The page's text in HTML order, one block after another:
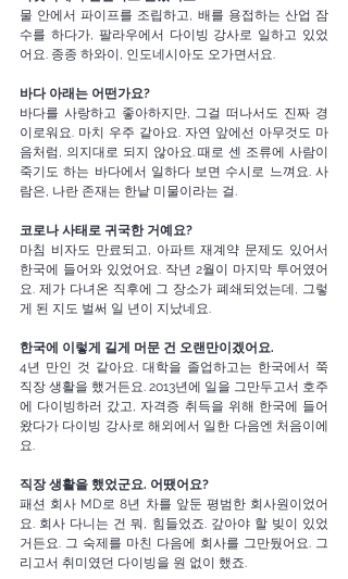
물 안에서 파이프를 조립하고, 배를 용접하는 산업 잠
수를 하다가, 팔라우에서 다이빙 강사로 일하고 있었
어요. 종종 하와이, 인도네시아도 오가면서요.
바다 아래는 어떤가요?
바다를 사랑하고 좋아하지만, 그걸 떠나서도 진짜 경
이로워요. 마치 우주 같아요. 자연 앞에선 아무것도 마
음처럼, 의지대로 되지 않아요. 때로 센 조류에 사람이
죽기도 하는 바다에서 일하다 보면 수시로 느껴요. 사
람은, 나란 존재는 한낱 미물이라는 걸.
코로나 사태로 귀국한 거예요?
마침 비자도 만료되고, 아파트 재계약 문제도 있어서
한국에 들어와 있었어요. 작년 2월이 마지막 투어였어
요. 제가 다녀온 직후에 그 장소가 폐쇄되었는데, 그렇
게 된 지도 벌써 일 년이 지났네요.
한국에 이렇게 길게 머문 건 오랜만이겠어요.
4년 만인 것 같아요. 대학을 졸업하고는 한국에서 쭉
직장 생활을 했거든요. 2013년에 일을 그만두고서 호주
에 다이빙하러 갔고, 자격증 취득을 위해 한국에 들어
왔다가 다이빙 강사로 해외에서 일한 다음엔 처음이에
요.
직장 생활을 했었군요. 어땠어요?
패션 회사 MD로 8년 차를 앞둔 평범한 회사원이었어
요. 회사 다니는 건 뭐, 힘들었죠. 갚아야 할 빚이 있었
거든요. 그 숙제를 마친 다음에 회사를 그만뒀어요. 그
리고서 취미였던 다이빙을 원 없이 했죠.